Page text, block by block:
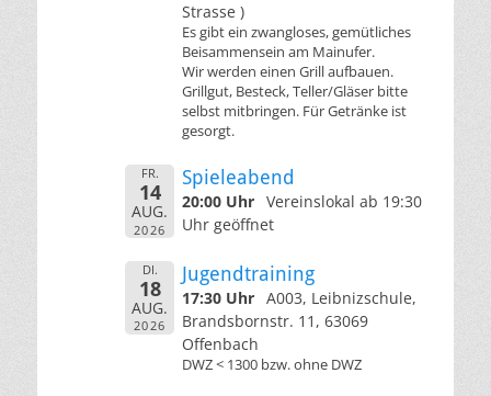
Strasse )
Es gibt ein zwangloses, gemütliches
Beisammensein am Mainufer.
Wir werden einen Grill aufbauen.
Grillgut, Besteck, Teller/Gläser bitte
selbst mitbringen. Für Getränke ist
gesorgt.
FR.
14
AUG.
2026
Spieleabend
20:00 Uhr Vereinslokal ab 19:30
Uhr geöffnet
DI.
18
AUG.
2026
Jugendtraining
17:30 Uhr A003, Leibnizschule,
Brandsbornstr. 11, 63069
Offenbach
DWZ < 1300 bzw. ohne DWZ